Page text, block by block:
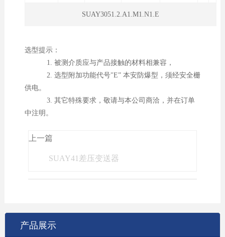
SUAY3051.2.A1.M1.N1.E
选型提示：
1. 被测介质应与产品接触的材料相兼容，
2. 选型附加功能代号"E” 本安防爆型，须经安全栅
供电。
3. 其它特殊要求，敬请与本公司商洽，并在订单
中注明。
上一篇
SUAY41差压变送器
产品展示